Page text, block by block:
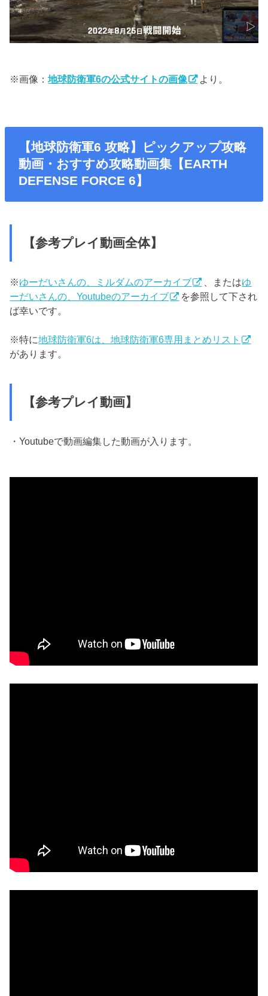
※画像：地球防衛軍6の公式サイトの画像 より。
【地球防衛軍6 攻略】ピックアップ攻略
動画・おすすめ攻略動画集【EARTH
DEFENSE FORCE 6】
【参考プレイ動画全体】
※ゆーだいさんの、ミルダムのアーカイブ 、またはゆ
ーだいさんの、Youtubeのアーカイブ
を参照して下され
ば幸いです。
※特に地球防衛軍6は、地球防衛軍6専用まとめリスト
があります。
【参考プレイ動画】
・Youtubeで動画編集した動画が入ります。